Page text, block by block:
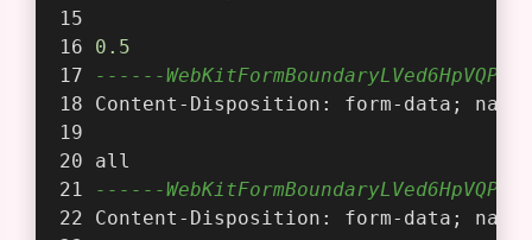
0.5
------
Content-Disposition: form-data;
all
------
Content-Disposition: form-data;